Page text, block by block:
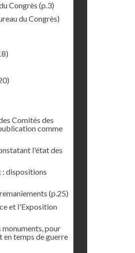
Congrès (p.3)
du Congrès)
Comités des
comme
l'état des
: dispositions
(p.25)
et l'Exposition
pour
en temps de guerre